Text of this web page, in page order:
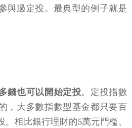
與過定投。最典型的例子就是
錢也可以開始定投。定投指數
，大多數指數型基金都只要百
相比銀行理財的5萬元門檻、